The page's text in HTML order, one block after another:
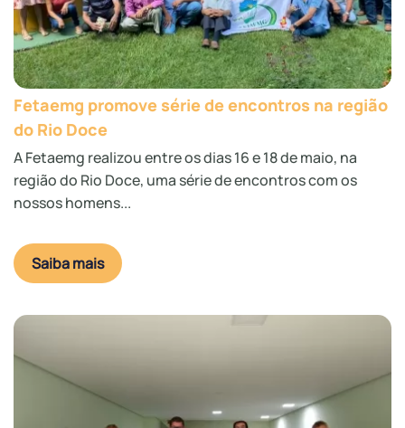
Fetaemg promove série de encontros na região
do Rio Doce
A Fetaemg realizou entre os dias 16 e 18 de maio, na
região do Rio Doce, uma série de encontros com os
nossos homens...
Saiba mais